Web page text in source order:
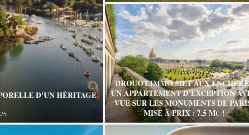
D’UN HÉRITAGE
DROUOT.IMMO MET AUX
UN APPARTEMENT D’EXCEPTION
VUE SUR LES MONUMENTS DE
MISE À PRIX : 7,5 M€ !